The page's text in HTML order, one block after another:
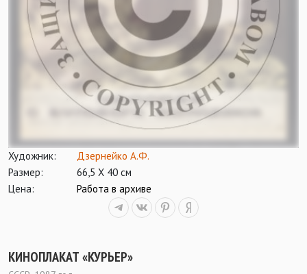
Художник:
Дзернейко А.Ф.
Размер:
66,5 Х 40 см
Цена:
Работа в архиве
КИНОПЛАКАТ «КУРЬЕР»